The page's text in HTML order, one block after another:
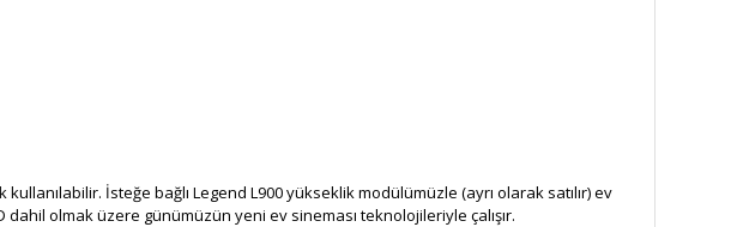
İsteğe bağlı Legend L900 yükseklik modülümüzle (ayrı olarak satılır) ev
dahil olmak üzere günümüzün yeni ev sineması teknolojileriyle çalışır.